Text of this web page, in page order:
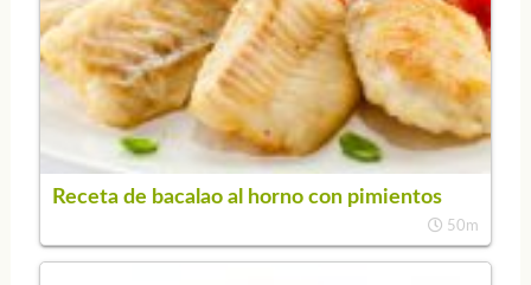
Receta de bacalao al horno con pimientos
50m